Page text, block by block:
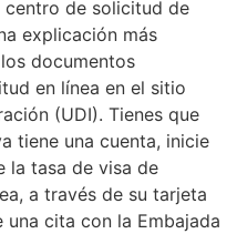
centro de solicitud de
explicación más
documentos
en línea en el sitio
(UDI). Tienes que
tiene una cuenta, inicie
la tasa de visa de
a través de su tarjeta
cita con la Embajada